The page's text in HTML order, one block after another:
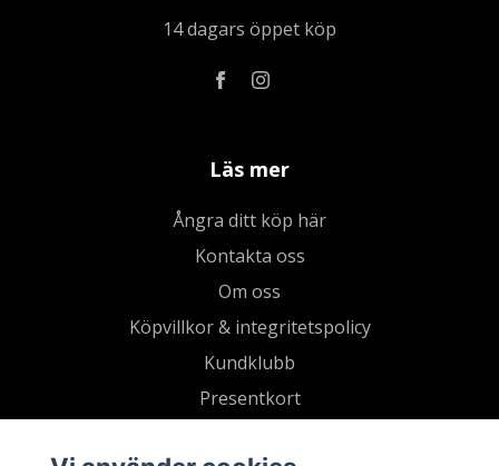
14 dagars öppet köp
Läs mer
Ångra ditt köp här
Kontakta oss
Om oss
Köpvillkor & integritetspolicy
Kundklubb
Presentkort